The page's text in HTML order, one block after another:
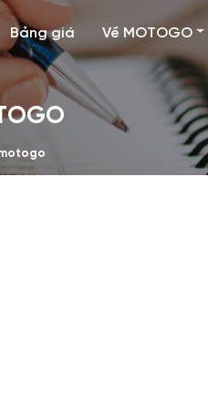
Bảng giá Về MOTOGO